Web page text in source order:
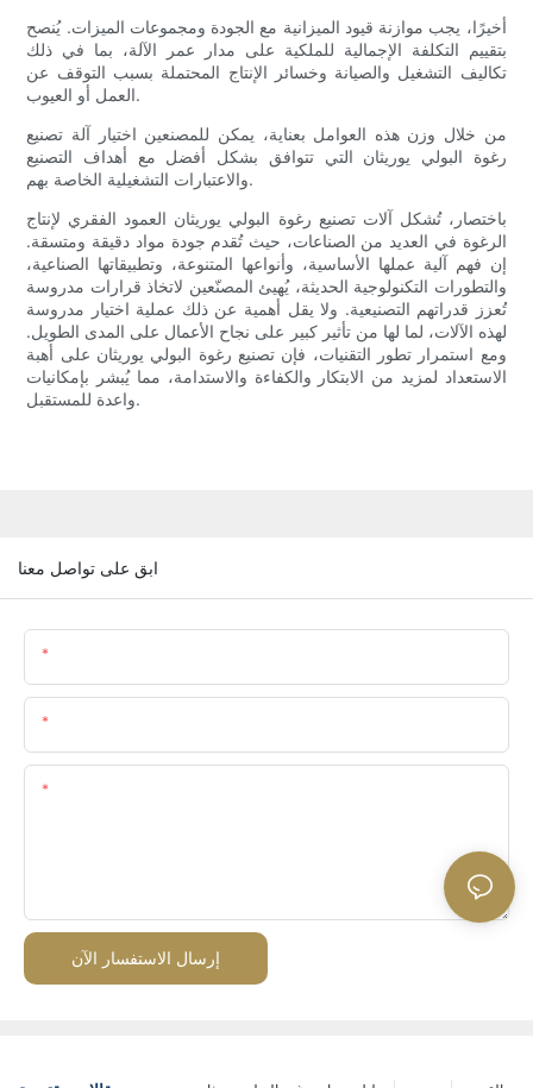
أخيرًا، يجب موازنة قيود الميزانية مع الجودة ومجموعات الميزات. يُنصح
بتقييم التكلفة الإجمالية للملكية على مدار عمر الآلة، بما في ذلك
تكاليف التشغيل والصيانة وخسائر الإنتاج المحتملة بسبب التوقف عن
العمل أو العيوب.
من خلال وزن هذه العوامل بعناية، يمكن للمصنعين اختيار آلة تصنيع
رغوة البولي يوريثان التي تتوافق بشكل أفضل مع أهداف التصنيع
والاعتبارات التشغيلية الخاصة بهم.
باختصار، تُشكل آلات تصنيع رغوة البولي يوريثان العمود الفقري لإنتاج
الرغوة في العديد من الصناعات، حيث تُقدم جودة مواد دقيقة ومتسقة.
إن فهم آلية عملها الأساسية، وأنواعها المتنوعة، وتطبيقاتها الصناعية،
والتطورات التكنولوجية الحديثة، يُهيئ المصنّعين لاتخاذ قرارات مدروسة
تُعزز قدراتهم التصنيعية. ولا يقل أهمية عن ذلك عملية اختيار مدروسة
لهذه الآلات، لما لها من تأثير كبير على نجاح الأعمال على المدى الطويل.
ومع استمرار تطور التقنيات، فإن تصنيع رغوة البولي يوريثان على أهبة
الاستعداد لمزيد من الابتكار والكفاءة والاستدامة، مما يُبشر بإمكانيات
واعدة للمستقبل.
ابق على تواصل معنا
إرسال الاستفسار الآن